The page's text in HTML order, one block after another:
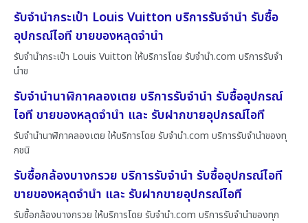
รับจำนำกระเป๋า Louis Vuitton บริการรับจำนำ รับซื้อ
อุปกรณ์ไอที ขายของหลุดจำนำ
รับจำนำกระเป๋า Louis Vuitton ให้บริการโดย รับจํานํา.com บริการรับจำ
นำข
รับจำนำนาฬิกาคลองเตย บริการรับจำนำ รับซื้ออุปกรณ์
ไอที ขายของหลุดจำนำ และ รับฝากขายอุปกรณ์ไอที
รับจำนำนาฬิกาคลองเตย ให้บริการโดย รับจํานํา.com บริการรับจำนำของทุ
กชนิ
รับซื้อกล้องบางกรวย บริการรับจำนำ รับซื้ออุปกรณ์ไอที
ขายของหลุดจำนำ และ รับฝากขายอุปกรณ์ไอที
รับซื้อกล้องบางกรวย ให้บริการโดย รับจํานํา.com บริการรับจำนำของทุก